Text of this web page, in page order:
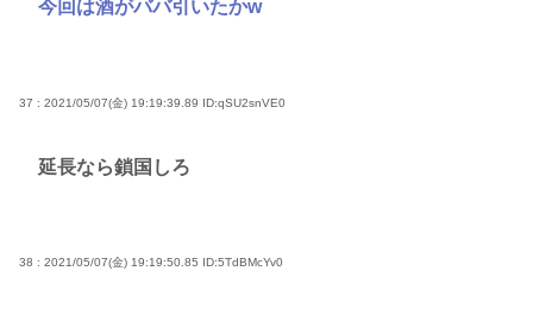
今回は酒がババ引いたかw
37 : 2021/05/07(金) 19:19:39.89 ID:qSU2snVE0
延長なら鎖国しろ
38 : 2021/05/07(金) 19:19:50.85 ID:5TdBMcYv0